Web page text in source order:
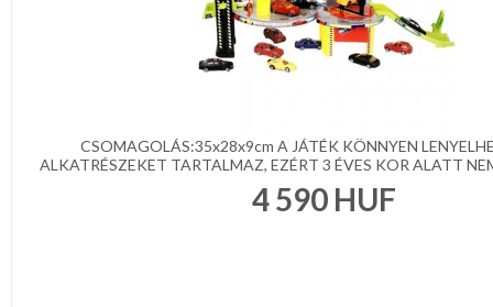
CSOMAGOLÁS:35x28x9cm A JÁTÉK KÖNNYEN
ALKATRÉSZEKET TARTALMAZ, EZÉRT 3 ÉVES KOR ALATT
4 590 HUF